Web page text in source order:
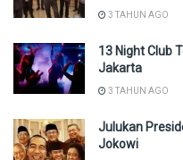
3 TAHUN AGO
13 Night Club
Jakarta
3 TAHUN AGO
Julukan
Jokowi